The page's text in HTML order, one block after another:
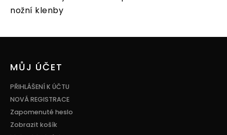
nožní klenby
MŮJ ÚČET
PŘIHLÁŠENÍ K ÚČTU
NOVÁ REGISTRACE
Zapomenuté heslo
Zobrazit košík